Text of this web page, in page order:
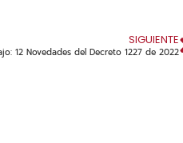
SIGUIENTE
12 Novedades del Decreto 1227 de 2022